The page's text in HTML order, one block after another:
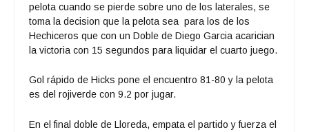
pelota cuando se pierde sobre uno de los laterales, se
toma la decision que la pelota sea para los de los
Hechiceros que con un Doble de Diego Garcia acarician
la victoria con 15 segundos para liquidar el cuarto juego.
Gol rápido de Hicks pone el encuentro 81-80 y la pelota
es del rojiverde con 9.2 por jugar.
En el final doble de Lloreda, empata el partido y fuerza el